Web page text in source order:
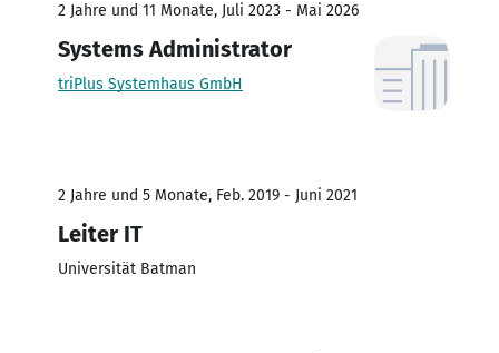
2 Jahre und 11 Monate, Juli 2023 - Mai 2026
Systems Administrator
triPlus Systemhaus GmbH
2 Jahre und 5 Monate, Feb. 2019 - Juni 2021
Leiter IT
Universität Batman